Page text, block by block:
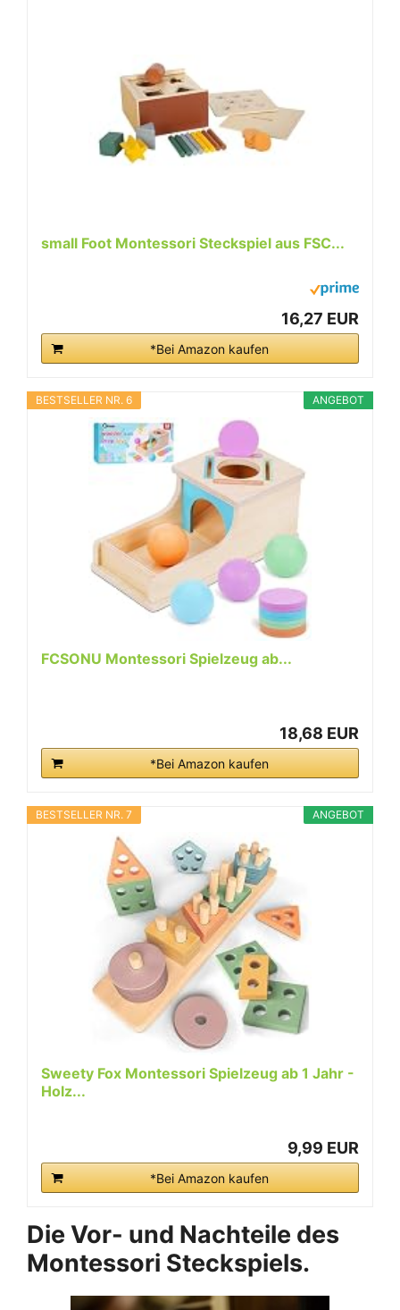
small Foot Montessori Steckspiel aus FSC...
16,27 EUR
*Bei Amazon kaufen
ANGEBOT
BESTSELLER NR. 6
FCSONU Montessori Spielzeug ab...
18,68 EUR
*Bei Amazon kaufen
ANGEBOT
BESTSELLER NR. 7
Sweety Fox Montessori Spielzeug ab 1 Jahr -
Holz...
9,99 EUR
*Bei Amazon kaufen
Die Vor- und Nachteile des
Montessori Steckspiels.